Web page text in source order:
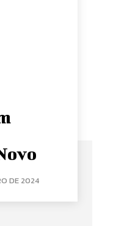
DE 2024